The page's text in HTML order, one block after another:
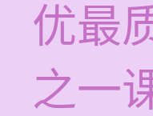
优最
之一